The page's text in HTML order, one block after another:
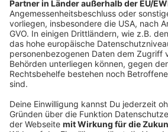
Ihr habt die Wahl. Am 23. Februar
Bundestag neu gewählt - wir
Spitzenpolitiker der größten
Teil davon sein. Welche Themen
den Nägeln? Welche Frage wolltet
der SPD stellen. Was wollt ihr
Lindner (FDP) oder Robert